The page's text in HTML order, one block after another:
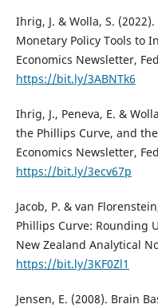
Ihrig, J. & Wolla, S.
Monetary Policy Tools to
Economics Newsletter,
https://bit.ly/3ABNTk6
Ihrig, J., Peneva, E. &
the Phillips Curve, and
Economics Newsletter,
https://bit.ly/3ecv67p
Jacob, P. & van
Phillips Curve: Rounding
New Zealand Analytical
https://bit.ly/3KF0Zl1
Jensen, E. (2008). Brain